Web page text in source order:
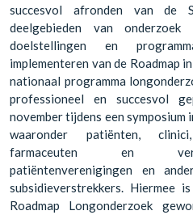
succesvol afronden van de
deelgebieden van
doelstellingen en
implementeren van de Roadmap
nationaal programma
professioneel en succesvol
november tijdens een symposium
waaronder patiënten,
farmaceuten en
patiëntenverenigingen en
subsidieverstrekkers. Hiermee
Roadmap Longonderzoek